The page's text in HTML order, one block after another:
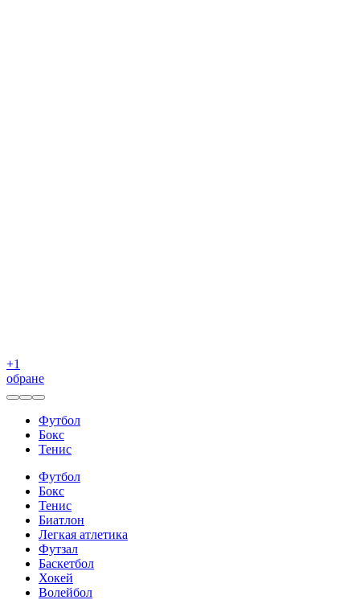
+1
обране
Футбол
Бокс
Тенис
Футбол
Бокс
Тенис
Биатлон
Легкая атлетика
Футзал
Баскетбол
Хокей
Волейбол